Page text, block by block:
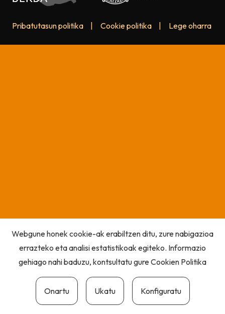
Pribatutasun politika Cookie politika Lege oharra
Webgune honek cookie-ak erabiltzen ditu, zure nabigazioa
errazteko eta analisi estatistikoak egiteko. Informazio
gehiago nahi baduzu, kontsultatu gureCookien Politika
Onartu Ukatu Konfiguratu